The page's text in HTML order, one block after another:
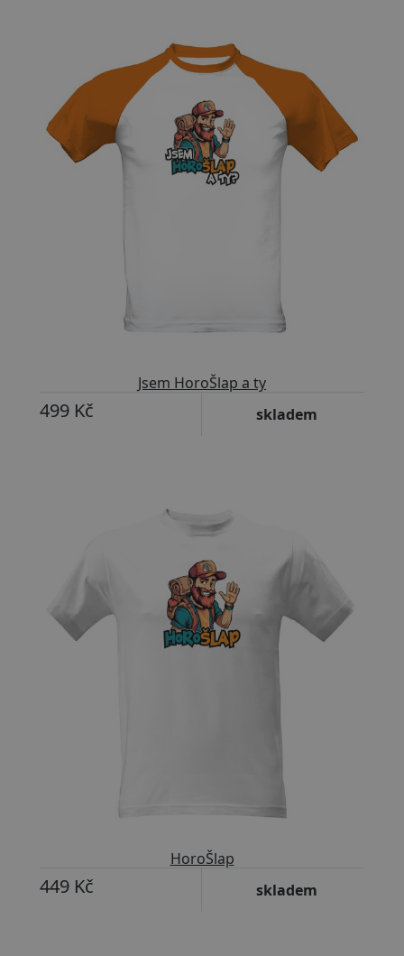
Jsem HoroŠlap a ty
499 Kč skladem
Přizpůsobitelný motiv
HoroŠlap
449 Kč skladem